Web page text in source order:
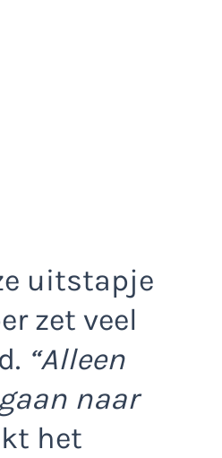
uitstapje
zet veel
“Alleen
naar
het